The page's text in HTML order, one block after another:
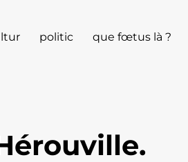
politic que fœtus là ?